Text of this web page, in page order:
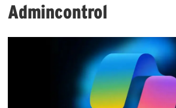
Admincontrol